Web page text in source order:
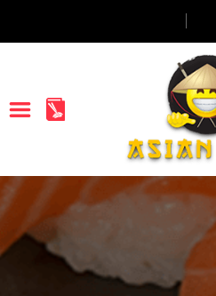
ACCUEIL
LA CARTE